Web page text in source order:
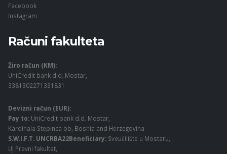
Facebook
Instagram
Računi fakulteta
Žiro račun (KM):
UniCredit bank d.d. Mostar,
3381302271331831
Devizni račun (EUR):
Pay to: UniCredit bank d.d. Mostar,
Kardinala Stepinca bb, Bosnia and Herzegovina
S.W.I.F.T. UNCRBA22Beneficiary: Sveučilište u Mostaru,
UJ Pravni fakultet,